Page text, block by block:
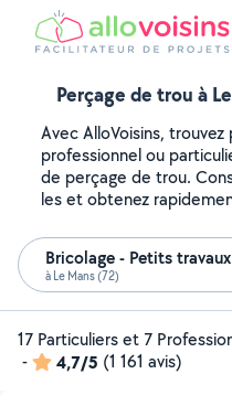
Perçage de trou à
Avec AlloVoisins,
professionnel ou
de perçage de trou.
les et obtenez
Bricolage - Petits travaux
à Le Mans (72)
17 Particuliers et 7
-
4,7/5 (1 161 avis)